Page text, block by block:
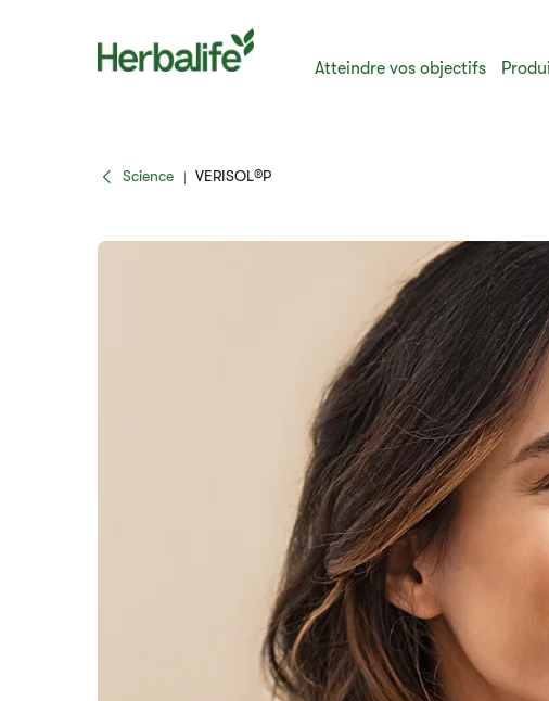
Atteindre vos objectifs
Science | ​​​​​VERISOL®P